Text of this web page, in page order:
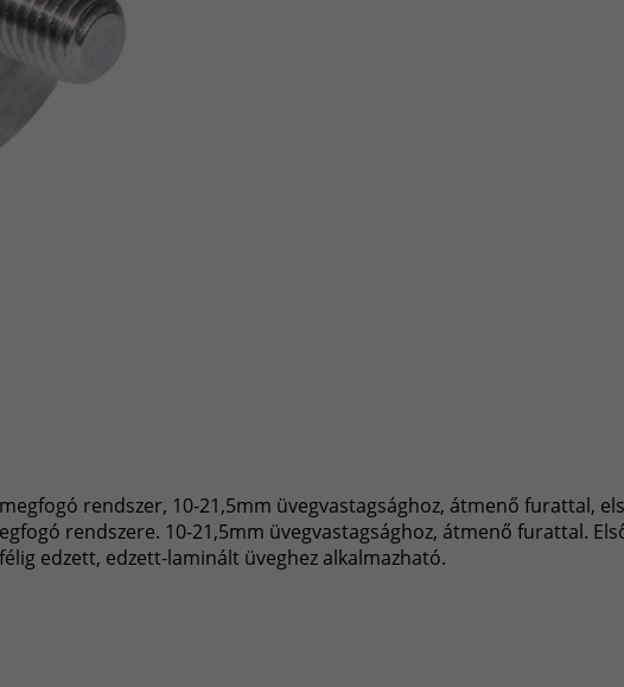
rendszer, 10-21,5mm üvegvastagsághoz, átmenő furattal,
rendszere. 10-21,5mm üvegvastagsághoz, átmenő furattal.
edzett, edzett-laminált üveghez alkalmazható.